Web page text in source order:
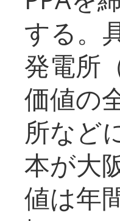
する。
発電所
価値の
所など
本が大
値は年